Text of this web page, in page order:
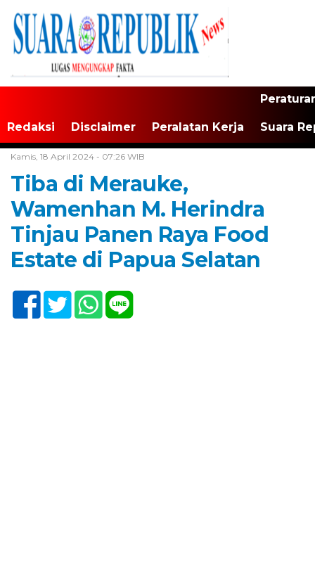
Redaksi Disclaimer Peralatan Kerja Suara
Kamis, 18 April 2024 - 07:26 WIB
Tiba di Merauke,
Wamenhan M. Herindra
Tinjau Panen Raya Food
Estate di Papua Selatan